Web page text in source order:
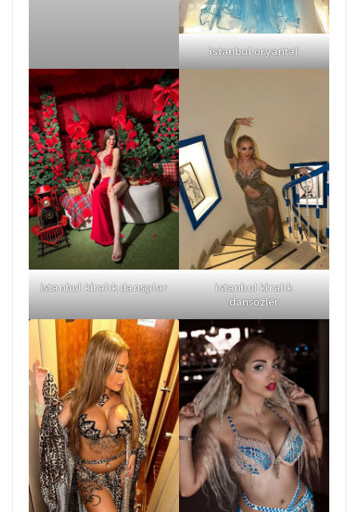
istanbul oryantal
istanbul kiralık dansçılar
istanbul kiralık
dansözler